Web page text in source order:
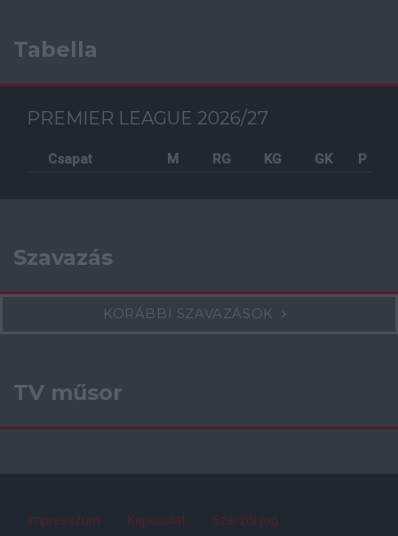
Tabella
PREMIER LEAGUE 2026/27
Csapat M RG KG GK P
Szavazás
KORÁBBI SZAVAZÁSOK
TV műsor
Impresszum Kapcsolat Szerzői jog